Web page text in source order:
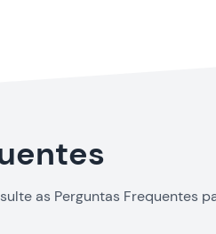
as Perguntas Frequentes